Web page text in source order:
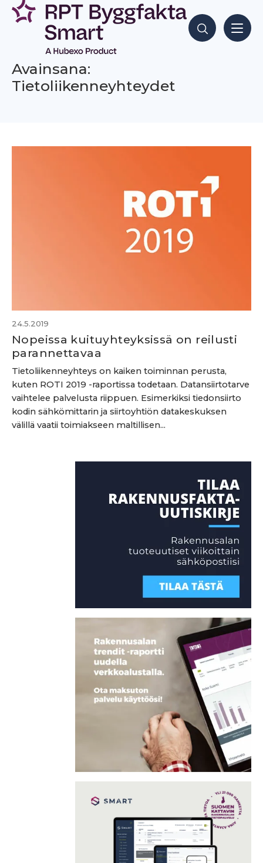
Siirry
sisältöön
Hae sisältöjä
Avainsana:
Tietoliikenneyhteydet
24.5.2019
Nopeissa kuituyhteyksissä on reilusti
parannettavaa
Tietoliikenneyhteys on kaiken toiminnan perusta,
kuten ROTI 2019 -raportissa todetaan. Datansiirtotarve
vaihtelee palvelusta riippuen. Esimerkiksi tiedonsiirto
kodin sähkömittarin ja siirtoyhtiön datakeskuksen
välillä vaatii toimiakseen maltillisen...